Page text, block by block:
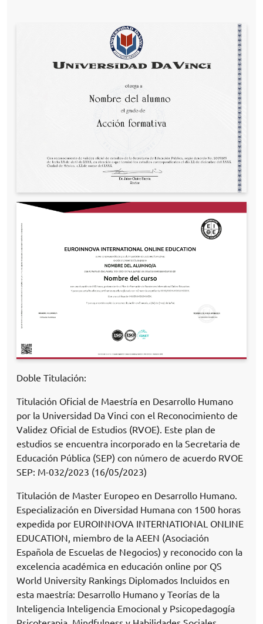
Doble Titulación:
Titulación Oficial de Maestría en Desarrollo Humano
por la Universidad Da Vinci con el Reconocimiento de
Validez Oficial de Estudios (RVOE). Este plan de
estudios se encuentra incorporado en la Secretaria de
Educación Pública (SEP) con número de acuerdo RVOE
SEP: M-032/2023 (16/05/2023)
Titulación de Master Europeo en Desarrollo Humano.
Especialización en Diversidad Humana con 1500 horas
expedida por EUROINNOVA INTERNATIONAL ONLINE
EDUCATION, miembro de la AEEN (Asociación
Española de Escuelas de Negocios) y reconocido con la
excelencia académica en educación online por QS
World University Rankings Diplomados Incluidos en
esta maestría: Desarrollo Humano y Teorías de la
Inteligencia Inteligencia Emocional y Psicopedagogía